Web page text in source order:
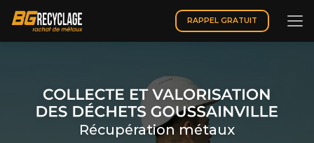
contenu
principal
RAPPEL GRATUIT
Récupération métaux